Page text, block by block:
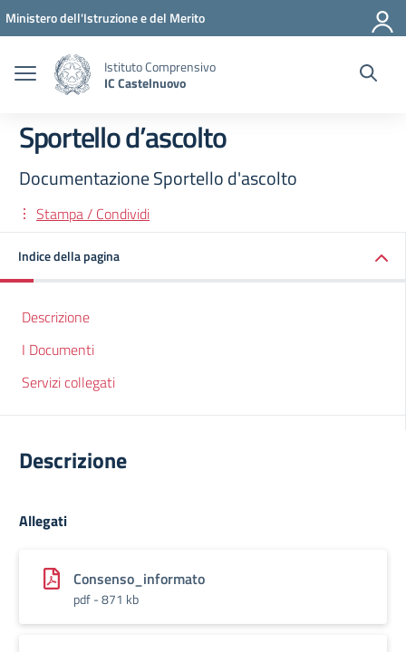
Vai ai contenuti
Vai al menu di navigazione
Vai al footer
Ministero dell'Istruzione e del Merito
Istituto Comprensivo
IC Castelnuovo
Sportello d’ascolto
Documentazione Sportello d'ascolto
Stampa / Condividi
Indice della pagina
Descrizione
I Documenti
Servizi collegati
Descrizione
Allegati
Consenso_informato
pdf - 871 kb